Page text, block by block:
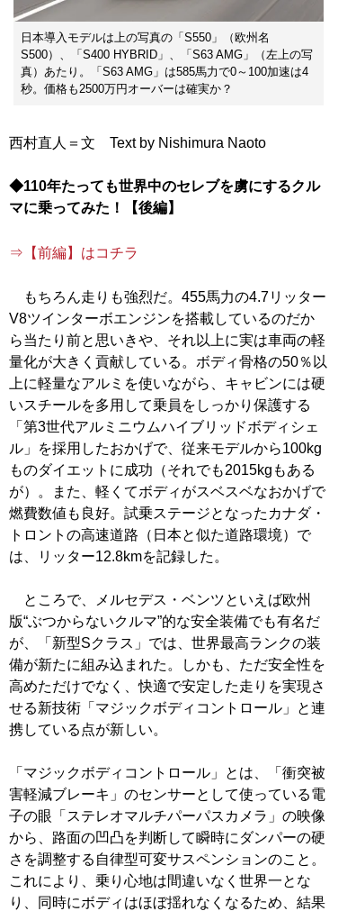
日本導入モデルは上の写真の「S550」（欧州名
S500）、「S400 HYBRID」、「S63 AMG」（左上の写
真）あたり。「S63 AMG」は585馬力で0～100加速は4
秒。価格も2500万円オーバーは確実か？
西村直人＝文 Text by Nishimura Naoto
◆110年たっても世界中のセレブを虜にするクル
マに乗ってみた！【後編】
⇒【前編】はコチラ
もちろん走りも強烈だ。455馬力の4.7リッター
V8ツインターボエンジンを搭載しているのだか
ら当たり前と思いきや、それ以上に実は車両の軽
量化が大きく貢献している。ボディ骨格の50％以
上に軽量なアルミを使いながら、キャビンには硬
いスチールを多用して乗員をしっかり保護する
「第3世代アルミニウムハイブリッドボディシェ
ル」を採用したおかげで、従来モデルから100kg
ものダイエットに成功（それでも2015kgもある
が）。また、軽くてボディがスベスベなおかげで
燃費数値も良好。試乗ステージとなったカナダ・
トロントの高速道路（日本と似た道路環境）で
は、リッター12.8kmを記録した。
ところで、メルセデス・ベンツといえば欧州
版“ぶつからないクルマ”的な安全装備でも有名だ
が、「新型Sクラス」では、世界最高ランクの装
備が新たに組み込まれた。しかも、ただ安全性を
高めただけでなく、快適で安定した走りを実現さ
せる新技術「マジックボディコントロール」と連
携している点が新しい。
「マジックボディコントロール」とは、「衝突被
害軽減ブレーキ」のセンサーとして使っている電
子の眼「ステレオマルチパーパスカメラ」の映像
から、路面の凹凸を判断して瞬時にダンパーの硬
さを調整する自律型可変サスペンションのこと。
これにより、乗り心地は間違いなく世界一とな
り、同時にボディはほぼ揺れなくなるため、結果